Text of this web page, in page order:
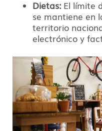
Dietas: El límite
se mantiene en
territorio
electrónico y